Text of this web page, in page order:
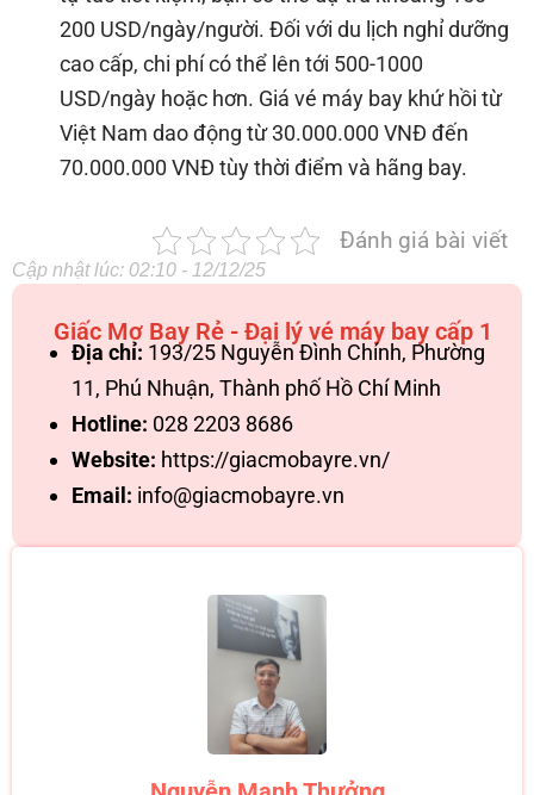
200 USD/ngày/người. Đối với du lịch nghỉ dưỡng
cao cấp, chi phí có thể lên tới 500-1000
USD/ngày hoặc hơn. Giá vé máy bay khứ hồi từ
Việt Nam dao động từ 30.000.000 VNĐ đến
70.000.000 VNĐ tùy thời điểm và hãng bay.
Đánh giá bài viết
Cập nhật lúc: 02:10 - 12/12/25
Giấc Mơ Bay Rẻ - Đại lý vé máy bay cấp 1
Địa chỉ: 193/25 Nguyễn Đình Chính, Phường
11, Phú Nhuận, Thành phố Hồ Chí Minh
Hotline: 028 2203 8686
Website: https://giacmobayre.vn/
Email: info@giacmobayre.vn